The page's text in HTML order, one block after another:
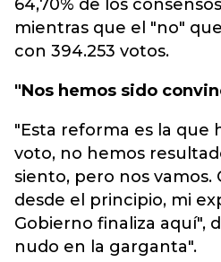
64,70% de los
mientras que el "no"
con 394.253 votos.
"Nos hemos sido
"Esta reforma es la que
voto, no hemos
siento, pero nos vamos.
desde el principio, mi
Gobierno finaliza aquí",
nudo en la garganta".